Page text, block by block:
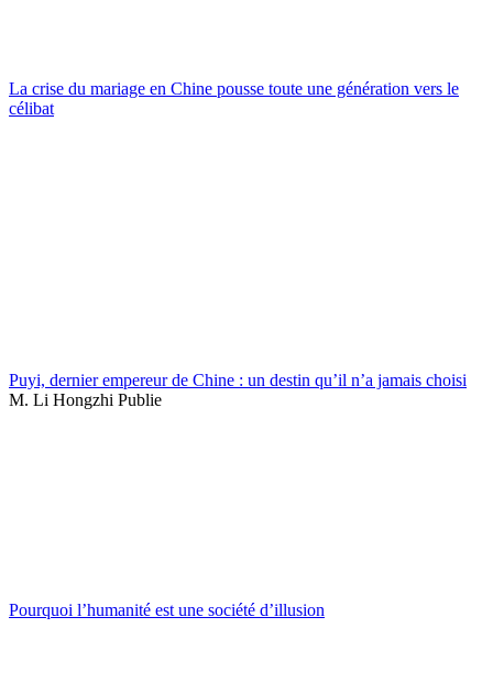
La crise du mariage en Chine pousse toute une génération vers le
célibat
Puyi, dernier empereur de Chine : un destin qu’il n’a jamais choisi
M. Li Hongzhi Publie
Pourquoi l’humanité est une société d’illusion